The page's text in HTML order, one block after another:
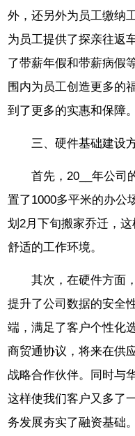
外，还另外为员工缴纳
为员工提供了探亲往返
了带薪年假和带薪病假
围内为员工创造更多的
到了更多的实惠和保障。
三、硬件基础建设
首先，20__年公司
置了1000多平米的办公
划2月下旬搬家乔迁，
舒适的工作环境。
其次，在硬件方面
提升了公司数据的安全
端，满足了客户个性化
商贸通协议，将来在供
战略合作伙伴。同时与
这样使我们客户又多了
务发展夯实了融资基础。